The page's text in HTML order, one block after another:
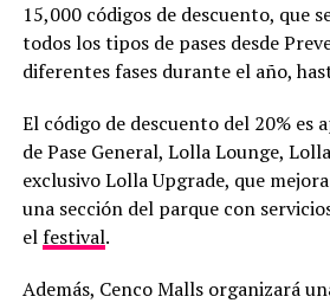
15,000 códigos de descuento, que
todos los tipos de pases desde
diferentes fases durante el año,
El código de descuento del 20% es
de Pase General, Lolla Lounge,
exclusivo Lolla Upgrade, que
una sección del parque con
elfestival.
Además, Cenco Malls organizará